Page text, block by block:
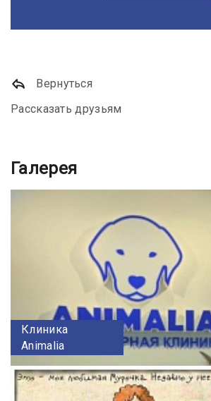
Вернуться
Рассказать друзьям
Галерея
Клиника
Animalia